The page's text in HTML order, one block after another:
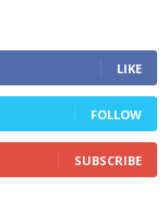
LIKE
FOLLOW
SUBSCRIBE